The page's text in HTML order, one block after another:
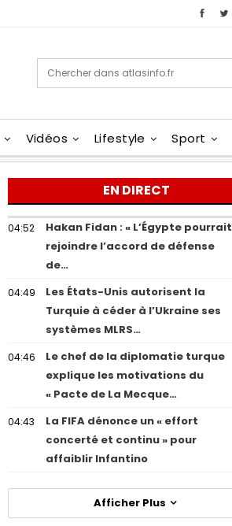
Vidéos Lifestyle Sport
EN DIRECT
04:52
Hakan Fidan : « L’Égypte pourrait
rejoindre l’accord de défense
de…
04:49
Les États-Unis autorisent la
Turquie à céder à l’Ukraine ses
systèmes MLRS…
04:46
Le chef de la diplomatie turque
explique les motivations du
« Pacte de La Mecque…
04:43
La FIFA dénonce un « effort
concerté et continu » pour
affaiblir Infantino
Afficher Plus